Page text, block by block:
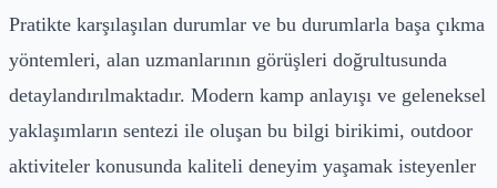
Pratikte karşılaşılan durumlar ve bu durumlarla başa çıkma
yöntemleri, alan uzmanlarının görüşleri doğrultusunda
detaylandırılmaktadır. Modern kamp anlayışı ve geleneksel
yaklaşımların sentezi ile oluşan bu bilgi birikimi, outdoor
aktiviteler konusunda kaliteli deneyim yaşamak isteyenler